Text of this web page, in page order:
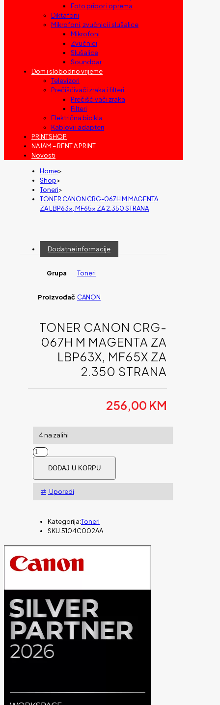
Foto pribor i oprema
Diktafoni
Mikrofoni, zvučnici i slušalice
Mikrofoni
Zvučnici
Slušalice
Soundbar
Dom i slobodno vrijeme
Televizori
Prečišćivači zraka i filteri
Prečišćivači zraka
Filteri
Električna bicikla
Kablovi i adapteri
PRINTSHOP
NAJAM – RENT A PRINT
Novosti
Home>
Shop>
Toneri>
TONER CANON CRG-067H M MAGENTA
ZA LBP63x, MF65x ZA 2.350 STRANA
Dodatne informacije
Grupa Toneri
Proizvođač CANON
TONER CANON CRG-
067H M MAGENTA ZA
LBP63X, MF65X ZA
2.350 STRANA
256,00 KM
4 na zalihi
TONER
CANON
CRG-
067H
MAGENTA
MF65x
2.350
količina
DODAJ U KORPU
Uporedi
Kategorija:Toneri
SKU:5104C002AA